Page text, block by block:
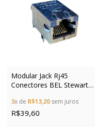
Modular Jack Rj45
Conectores BEL Stewart
Soquete, montagem
horizontal 10/100Base-TX
3x de R$13,20 sem juros
R$39,60